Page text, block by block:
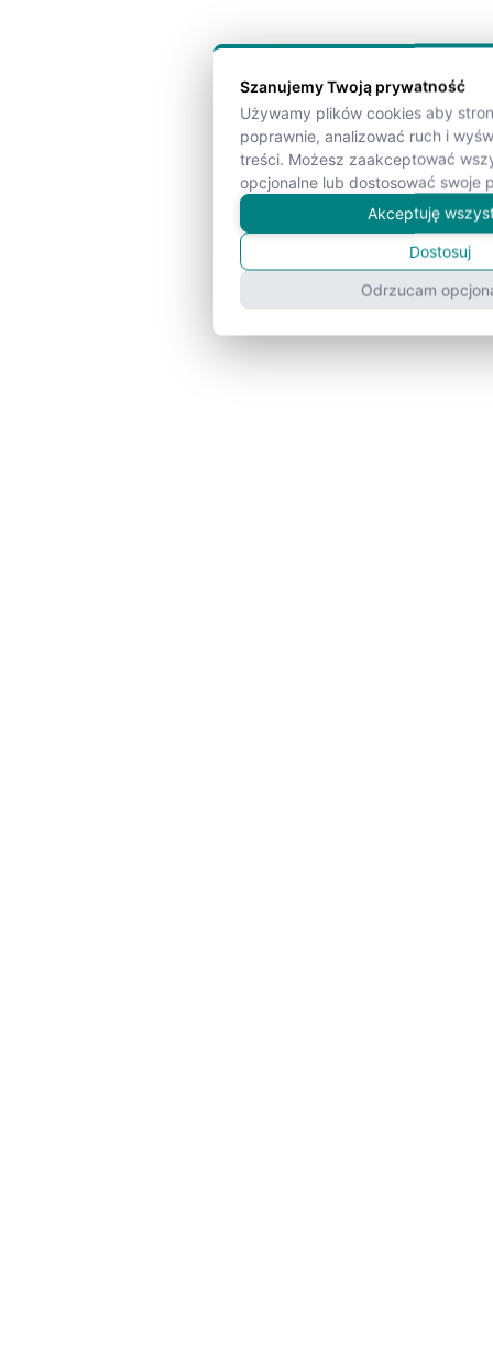
Szanujemy Twoją prywatność
Używamy plików cookies aby
poprawnie, analizować ruch i
treści. Możesz zaakceptować
opcjonalne lub dostosować swoje
Akceptuję
Dostosuj
Odrzucam